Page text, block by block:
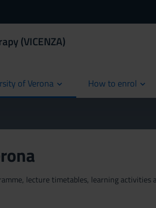
(VICENZA)
of Verona How to enrol
lecture timetables, learning